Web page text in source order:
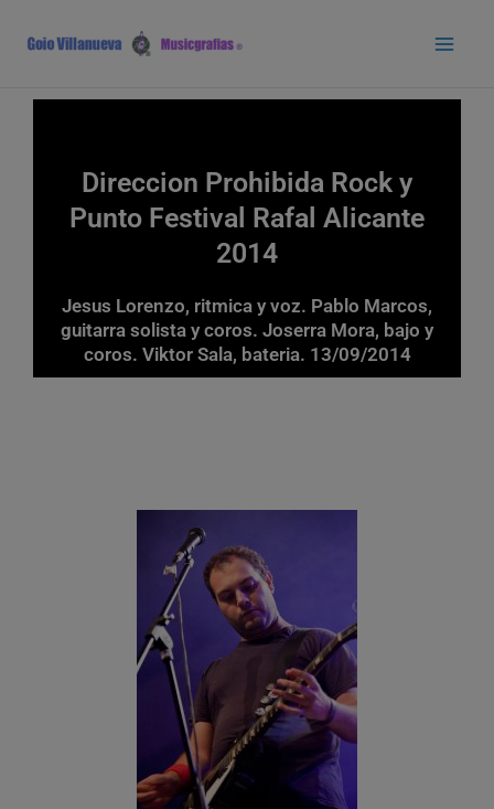
contenido
Direccion Prohibida Rock y
Punto Festival Rafal Alicante
2014
Jesus Lorenzo, ritmica y voz. Pablo Marcos,
guitarra solista y coros. Joserra Mora, bajo y
coros. Viktor Sala, bateria. 13/09/2014